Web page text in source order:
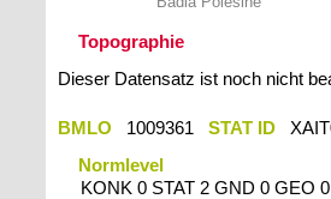
Topographie
Dieser Datensatz ist noch nicht
BMLO 1009361 STAT ID
Normlevel
KONK 0 STAT 2 GND 0 GEO